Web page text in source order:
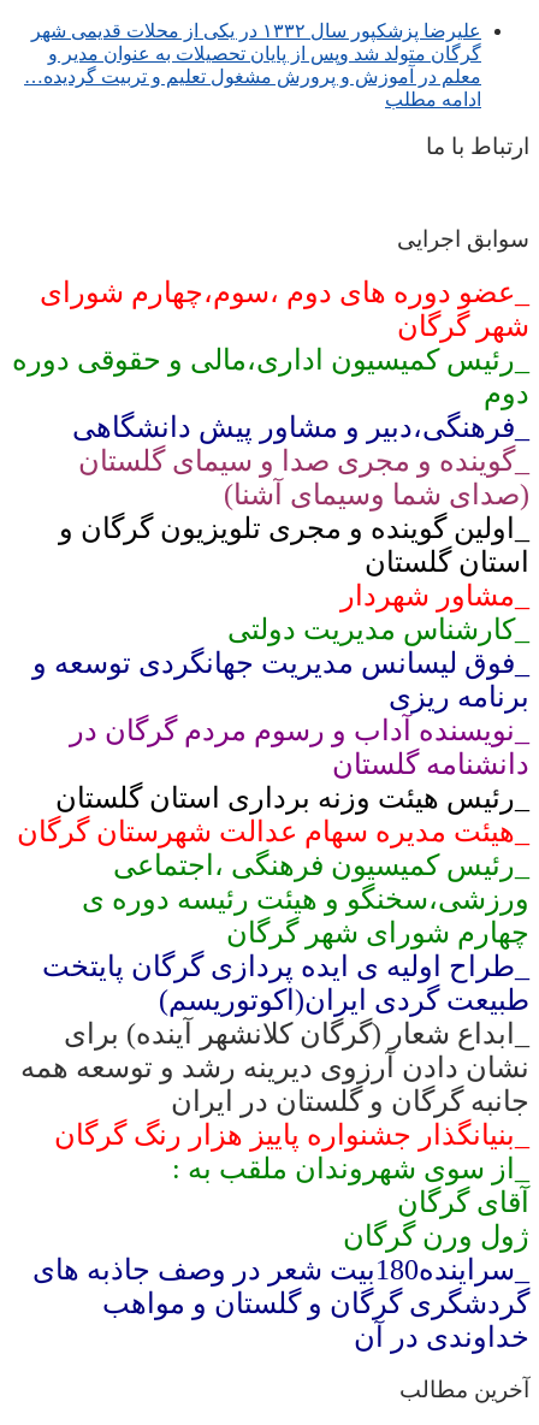
عليرضا پزشكپور سال ۱۳۳۲ در یکی از محلات قدیمی شهر
گرگان متولد شد وپس از پایان تحصیلات به عنوان مدیر و
معلم در آموزش و پرورش مشغول تعلیم و تربیت گرديده…
ادامه مطلب
ارتباط با ما
سوابق اجرایی
_عضو دوره های دوم ،سوم،چهارم شورای
شهر گرگان
_رئیس کمیسیون اداری،مالی و حقوقی دوره
دوم
_فرهنگی،دبیر و مشاور پیش دانشگاهی
_گوینده و مجری صدا و سیمای گلستان
(صدای شما وسیمای آشنا)
_اولین گوینده و مجری تلویزیون گرگان و
استان گلستان
_مشاور شهردار
_کارشناس مدیریت دولتی
_فوق لیسانس مدیریت جهانگردی توسعه و
برنامه ریزی
_نویسنده آداب و رسوم مردم گرگان در
دانشنامه گلستان
_رئیس هیئت وزنه برداری استان گلستان
_هیئت مدیره سهام عدالت شهرستان گرگان
_رئیس کمیسیون فرهنگی ،اجتماعی
ورزشی،سخنگو و هیئت رئیسه دوره ی
چهارم شورای شهر گرگان
_طراح اولیه ی ایده پردازی گرگان پایتخت
طبیعت گردی ایران(اکوتوریسم)
_ابداع شعار (گرگان کلانشهر آینده) برای
نشان دادن آرزوی دیرینه رشد و توسعه همه
جانبه گرگان و گلستان در ایران
_بنیانگذار جشنواره پاییز هزار رنگ گرگان
_از سوی شهروندان ملقب به :
آقای گرگان
ژول ورن گرگان
_سراینده180بیت شعر در وصف جاذبه های
گردشگری گرگان و گلستان و مواهب
خداوندی در آن
آخرین مطالب